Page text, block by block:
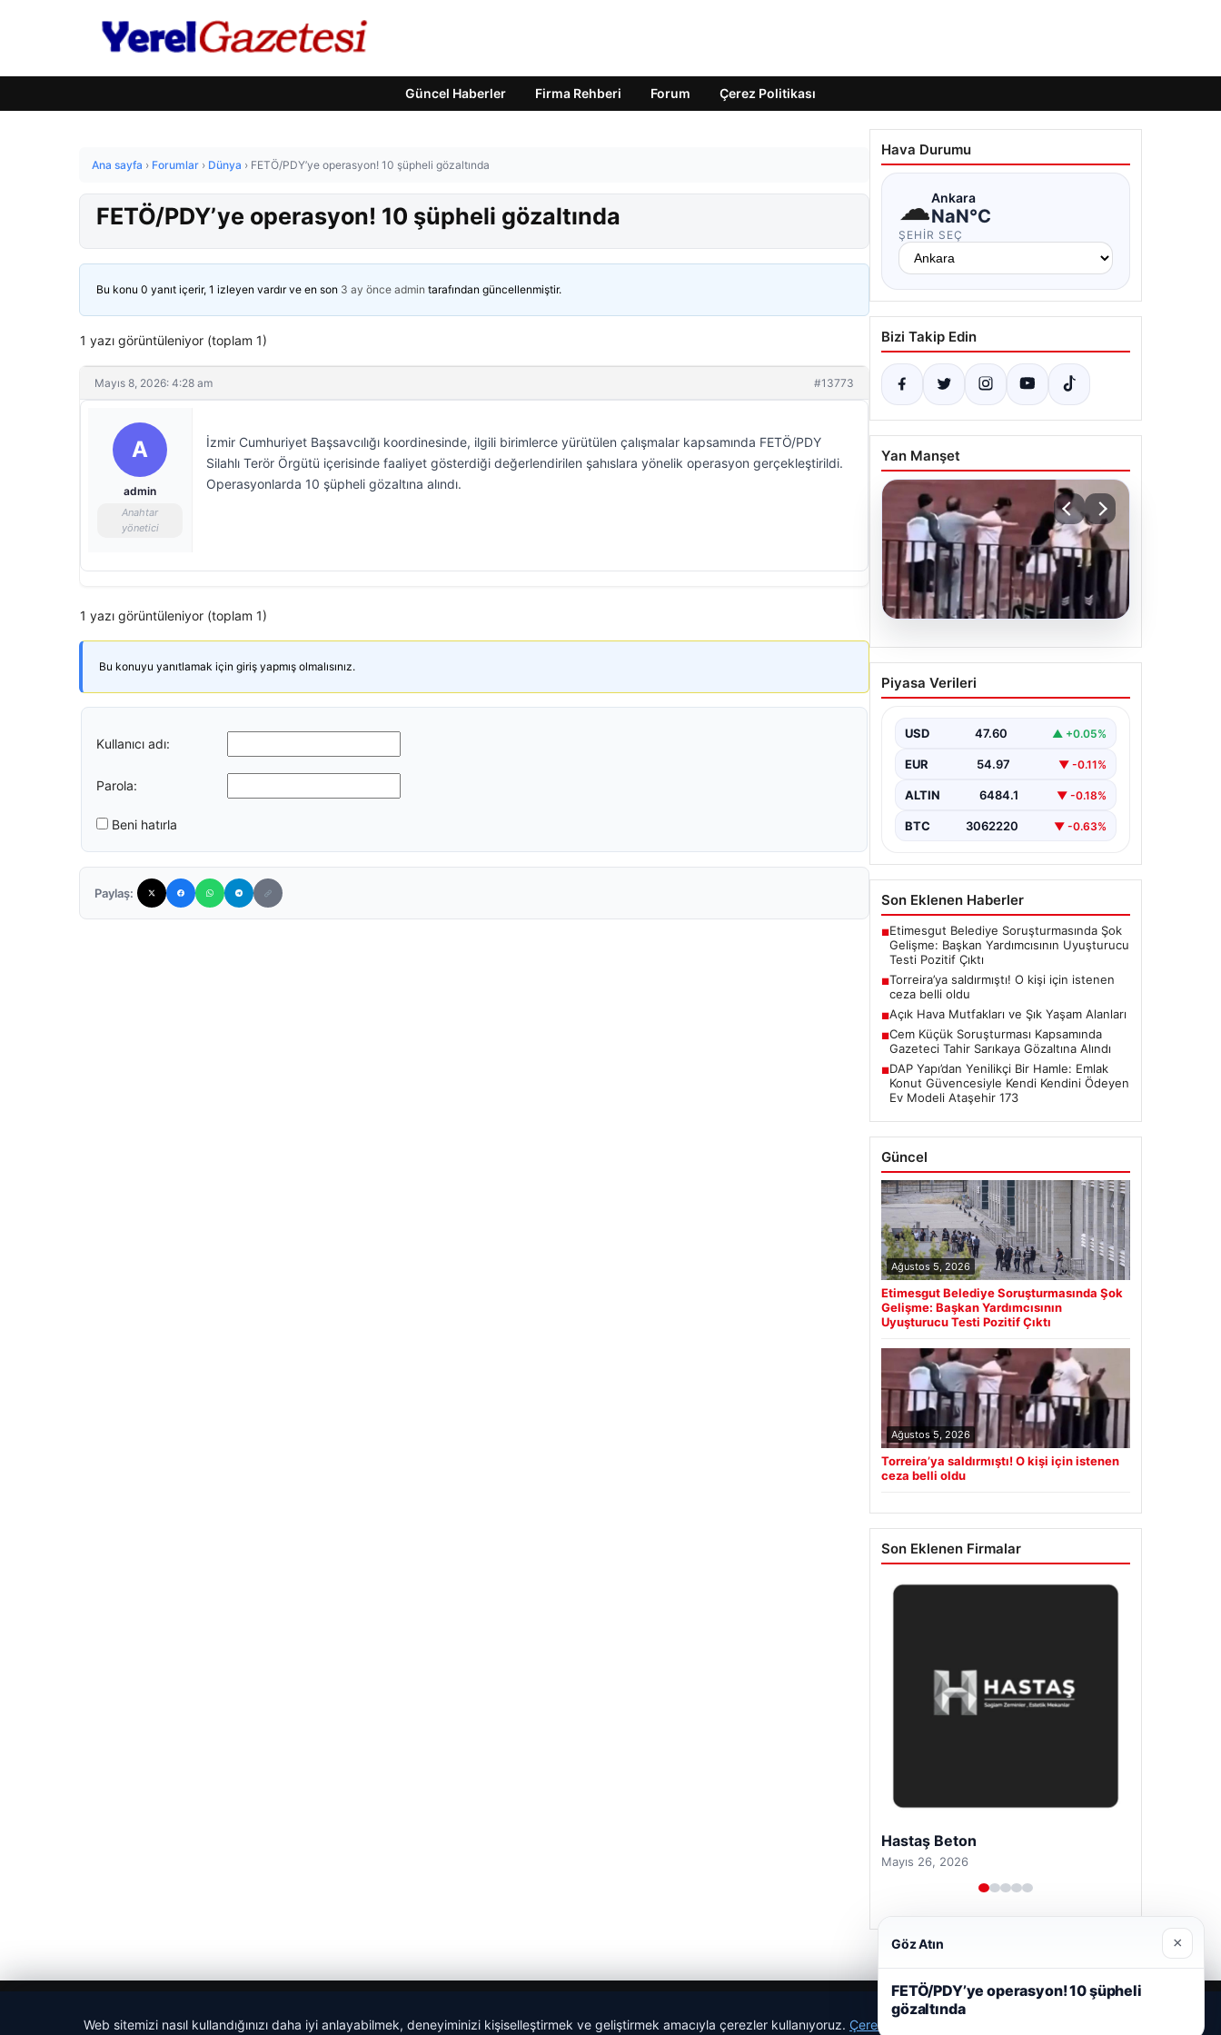
Güncel Haberler Firma Rehberi Forum Çerez Politikası
Ana sayfa › Forumlar › Dünya › FETÖ/PDY’ye operasyon! 10 şüpheli gözaltında
FETÖ/PDY’ye operasyon! 10 şüpheli gözaltında
Bu konu 0 yanıt içerir, 1 izleyen vardır ve en son 3 ay önce admin tarafından güncellenmiştir.
1 yazı görüntüleniyor (toplam 1)
Mayıs 8, 2026: 4:28 am #13773
A
admin
Anahtar
yönetici
İzmir Cumhuriyet Başsavcılığı koordinesinde, ilgili birimlerce yürütülen çalışmalar kapsamında FETÖ/PDY
Silahlı Terör Örgütü içerisinde faaliyet gösterdiği değerlendirilen şahıslara yönelik operasyon gerçekleştirildi.
Operasyonlarda 10 şüpheli gözaltına alındı.
1 yazı görüntüleniyor (toplam 1)
Bu konuyu yanıtlamak için giriş yapmış olmalısınız.
Kullanıcı adı:
Parola:
Beni hatırla
Paylaş:
Hava Durumu
☁Ankara
NaN°C
ŞEHIR SEÇ
Bizi Takip Edin
Yan Manşet
05.08.2026
Torreira’ya saldırmıştı! O
kişi için istenen ceza belli
Piyasa Verileri
USD 47.60 ▲ +0.05%
EUR 54.97 ▼ -0.11%
ALTIN 6484.1 ▼ -0.18%
BTC 3062220 ▼ -0.63%
Son Eklenen Haberler
■Etimesgut Belediye Soruşturmasında Şok
Gelişme: Başkan Yardımcısının Uyuşturucu
Testi Pozitif Çıktı
■Torreira’ya saldırmıştı! O kişi için istenen
ceza belli oldu
■Açık Hava Mutfakları ve Şık Yaşam Alanları
■Cem Küçük Soruşturması Kapsamında
Gazeteci Tahir Sarıkaya Gözaltına Alındı
■DAP Yapı’dan Yenilikçi Bir Hamle: Emlak
Konut Güvencesiyle Kendi Kendini Ödeyen
Ev Modeli Ataşehir 173
Güncel
Ağustos 5, 2026
Etimesgut Belediye Soruşturmasında Şok
Gelişme: Başkan Yardımcısının
Uyuşturucu Testi Pozitif Çıktı
Ağustos 5, 2026
Torreira’ya saldırmıştı! O kişi için istenen
ceza belli oldu
Son Eklenen Firmalar
Hastaş Beton
Mayıs 26, 2026
Web sitemizi nasıl kullandığınızı daha iyi anlayabilmek, deneyiminizi kişiselleştirmek ve geliştirmek amacıyla çerezler kullanıyoruz. Çerez Politikamız
Göz Atın ×
FETÖ/PDY’ye operasyon! 10 şüpheli
gözaltında